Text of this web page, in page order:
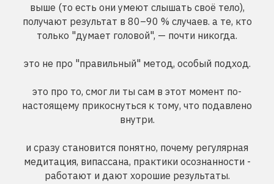
выше (то есть они умеют слышать своё тело),
получают результат в 80–90 % случаев. а те, кто
только "думает головой", — почти никогда.
это не про "правильный" метод, особый подход.
это про то, смог ли ты сам в этот момент по-
настоящему прикоснуться к тому, что подавлено
внутри.
и сразу становится понятно, почему регулярная
медитация, випассана, практики осознанности -
работают и дают хорошие результаты.